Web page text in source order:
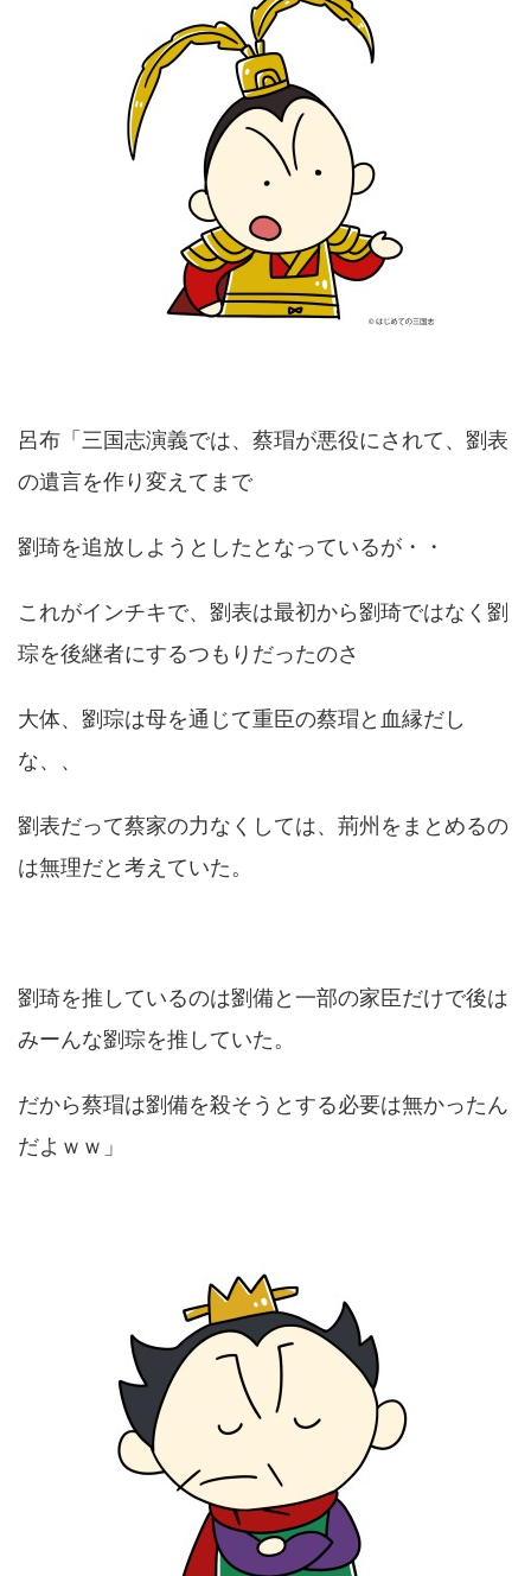
呂布「三国志演義では、蔡瑁が悪役にされて、劉表
の遺言を作り変えてまで
劉琦を追放しようとしたとなっているが・・
これがインチキで、劉表は最初から劉琦ではなく劉
琮を後継者にするつもりだったのさ
大体、劉琮は母を通じて重臣の蔡瑁と血縁だし
な、、
劉表だって蔡家の力なくしては、荊州をまとめるの
は無理だと考えていた。
劉琦を推しているのは劉備と一部の家臣だけで後は
みーんな劉琮を推していた。
だから蔡瑁は劉備を殺そうとする必要は無かったん
だよｗｗ」